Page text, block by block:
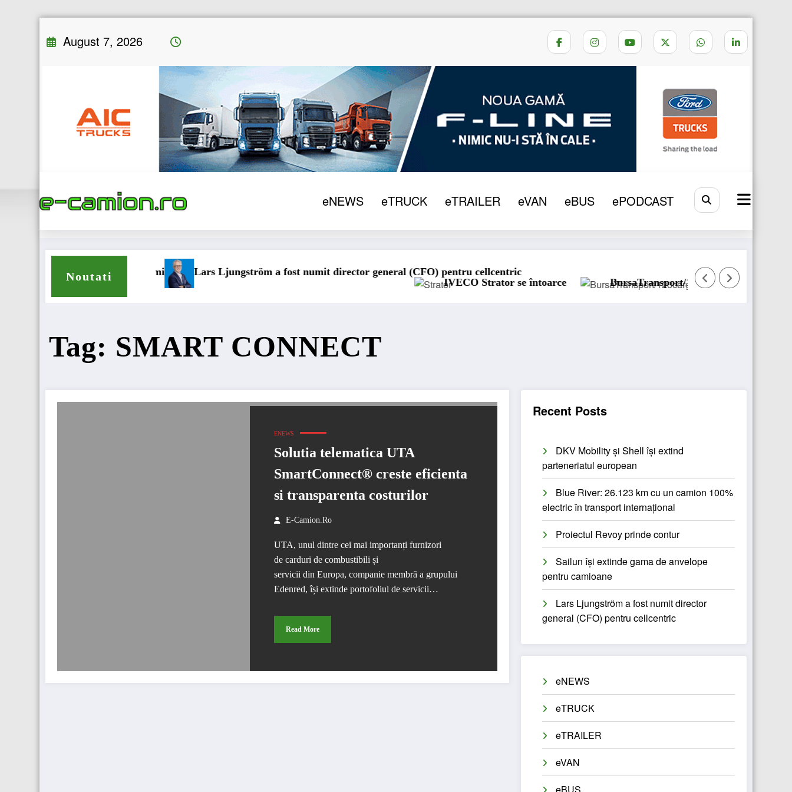
August 7, 2026
eNEWS eTRUCK eTRAILER eVAN eBUS ePODCAST
SMART CONNECT
Noutati
anvelope pentru camioane
Lars Ljungström a fost numit director general (CFO) pentru cellcentric
IVECO Strator se întoarce
BursaTransport/123cargo introduce o nouă
Tag: SMART CONNECT
ENEWS
Solutia telematica UTA
SmartConnect® creste eficienta
si transparenta costurilor
E-Camion.ro
UTA, unul dintre cei mai importanți furnizori
de carduri de combustibili și
servicii din Europa, companie membră a grupului
Edenred, își extinde portofoliul de servicii…
Read More
Recent Posts
DKV Mobility și Shell își extind
parteneriatul european
Blue River: 26.123 km cu un camion 100%
electric în transport internațional
Proiectul Revoy prinde contur
Sailun își extinde gama de anvelope
pentru camioane
Lars Ljungström a fost numit director
general (CFO) pentru cellcentric
eNEWS
eTRUCK
eTRAILER
eVAN
eBUS